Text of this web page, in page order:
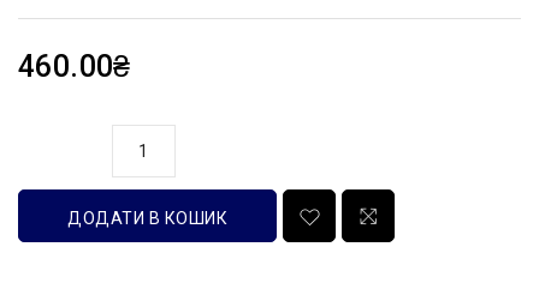
460.00₴
ДОДАТИ В КОШИК